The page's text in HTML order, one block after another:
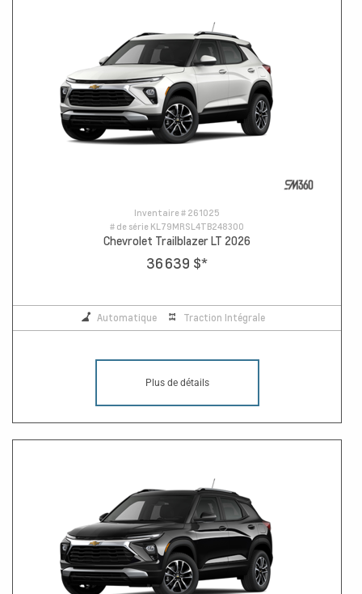
Inventaire # 261025
# de série KL79MRSL4TB248300
Chevrolet Trailblazer LT 2026
36 639 $*
Automatique Traction Intégrale
Plus de détails